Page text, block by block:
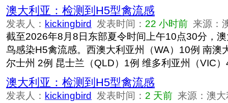
澳大利亚：检测到H5型禽流感
发表人： kickingbird 发表时间： 22 小时前 来源：
截至2026年8月8日东部夏令时间上午10点30分，
鸟感染H5禽流感。西澳大利亚州（WA）10例 南澳
尔士州 2例 昆士兰（QLD）1例 维多利亚州（VIC
澳大利亚：检测到H5型禽流感
发表人： kickingbird 发表时间： 2 天前 来源：澳